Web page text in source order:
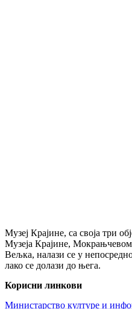
Музеј Крајине, са своја три
Музеја Крајине,
Вељка, налази се у
лако се долази до њега.
Корисни линкови
Министарство културе и